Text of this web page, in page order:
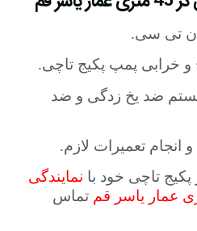
تی سی.
خرابی پمپ پکیج تاچی.
ضد یخ زدگی و ضد
تعمیرات لازم.
پکیج تاچی خود با نمایندگی
تماس